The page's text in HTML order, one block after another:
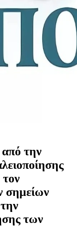
την
σημείων
των